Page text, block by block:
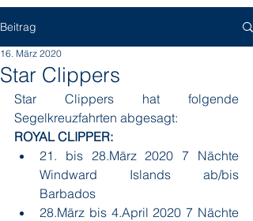
Beitrag
Star Clippers
16. März 2020
Star Clippers hat folgende
Segelkreuzfahrten abgesagt:
ROYAL CLIPPER:
21. bis 28.März 2020 7 Nächte
Windward Islands ab/bis
Barbados
28.März bis 4.April 2020 7 Nächte